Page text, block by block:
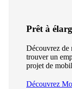
Prêt à
Découvrez de
trouver un
projet de
Découvrez